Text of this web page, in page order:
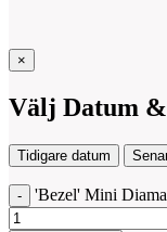
×
Välj Datum
Tidigare datum
'Bezel' Mini